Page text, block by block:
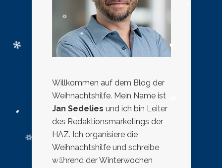
Willkommen auf dem Blog der
Weihnachtshilfe. Mein Name ist
Jan Sedelies und ich bin Leiter
des Redaktionsmarketings der
HAZ. Ich organisiere die
Weihnachtshilfe und schreibe
während der Winterwochen